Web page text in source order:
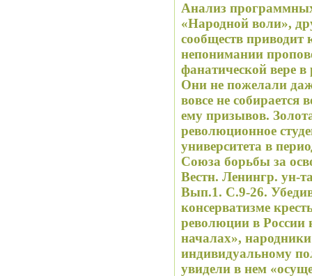
Анализ
«Народной воли»,
сообществ
непонимании
фанатической вере в
Они не пожелали
вовсе не собирается
ему призывов. Золотарев
революционное
университета в
Союза борьбы за
Вестн. Ленингр. ун-
Вып.1. С.9-26.
консерватизме
революции в России
началах»,
индивидуальному
увидели в нем